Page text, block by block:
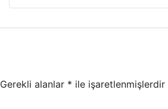
Gerekli alanlar * ile işaretlenmişlerdir